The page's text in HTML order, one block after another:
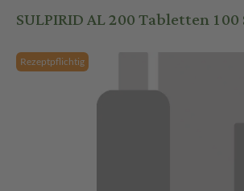
SULPIRID AL 200 Tabletten
Rezeptpflichtig